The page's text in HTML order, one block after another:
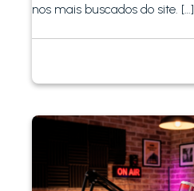
nos mais buscados do site. […]